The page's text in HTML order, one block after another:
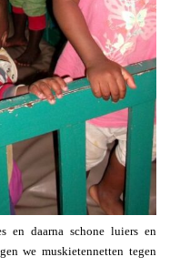
en daarna schone luiers en
we muskietennetten tegen